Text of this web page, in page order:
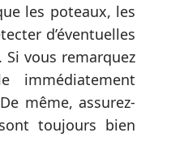
les poteaux, les
d’éventuelles
vous remarquez
immédiatement
même, assurez-
toujours bien